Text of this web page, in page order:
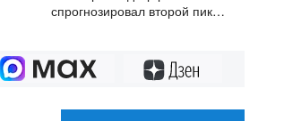
спрогнозировал второй пик